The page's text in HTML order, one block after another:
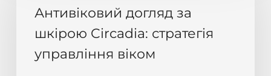
Circadia:
стратегія
Антивіковий догляд за
шкірою Circadia: стратегія
управління віком